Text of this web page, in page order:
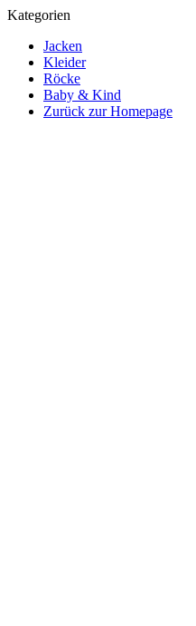
Kategorien
Jacken
Kleider
Röcke
Baby & Kind
Zurück zur Homepage